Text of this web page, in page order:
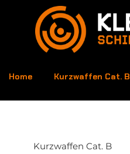
Home Kurzwaffen Cat. B
Kurzwaffen Cat. B